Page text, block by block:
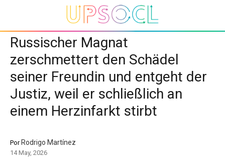
Russischer Magnat
zerschmettert den Schädel
seiner Freundin und entgeht der
Justiz, weil er schließlich an
einem Herzinfarkt stirbt
Por Rodrigo Martínez
14 May, 2026